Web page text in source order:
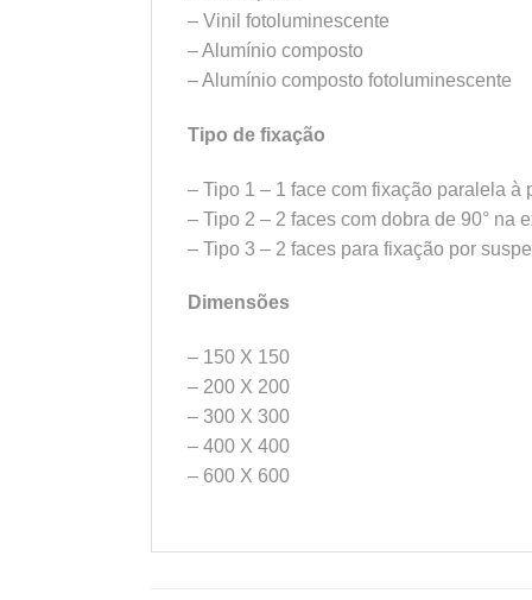
– Vinil fotoluminescente
– Alumínio composto
– Alumínio composto fotoluminescente
Tipo de fixação
– Tipo 1 – 1 face com fixação paralela à
– Tipo 2 – 2 faces com dobra de 90° na
– Tipo 3 – 2 faces para fixação por
Dimensões
– 150 X 150
– 200 X 200
– 300 X 300
– 400 X 400
– 600 X 600